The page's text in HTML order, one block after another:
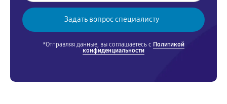
*Отправляя данные, вы соглашаетесь с Политикой
конфиденциальности